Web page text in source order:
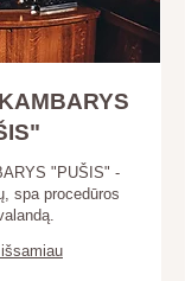
"PUŠIS" -
spa procedūros